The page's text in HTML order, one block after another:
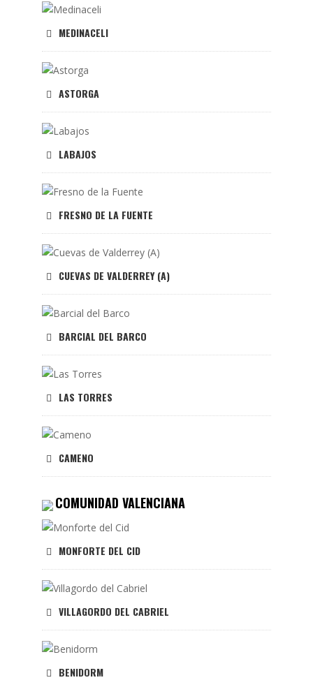
MEDINACELI
ASTORGA
LABAJOS
FRESNO DE LA FUENTE
CUEVAS DE VALDERREY (A)
BARCIAL DEL BARCO
LAS TORRES
CAMENO
COMUNIDAD VALENCIANA
MONFORTE DEL CID
VILLAGORDO DEL CABRIEL
BENIDORM